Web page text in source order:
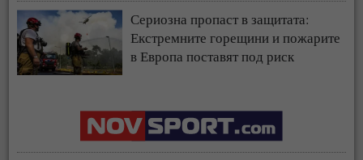
Сериозна пропаст в защитата:
Екстремните горещини и пожарите
в Европа поставят под риск